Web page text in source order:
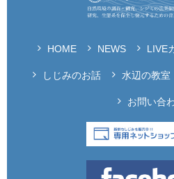
HOME NEWS LIVE
しじみのお話 水辺の教室
お問い合